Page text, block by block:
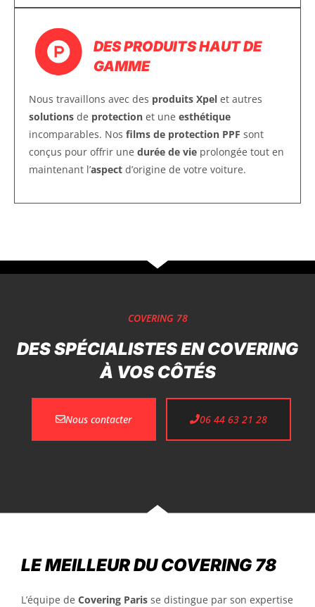
DES PRODUITS HAUT DE
GAMME
Nous travaillons avec des produits Xpel et autres
solutions de protection et une esthétique
incomparables. Nos films de protection PPF sont
conçus pour offrir une durée de vie prolongée tout en
maintenant l’aspect d’origine de votre voiture.
COVERING 78
DES SPÉCIALISTES EN COVERING
À VOS CÔTÉS
Nous contacter 06 44 63 21 28
LE MEILLEUR DU COVERING 78
L’équipe de Covering Paris se distingue par son expertise